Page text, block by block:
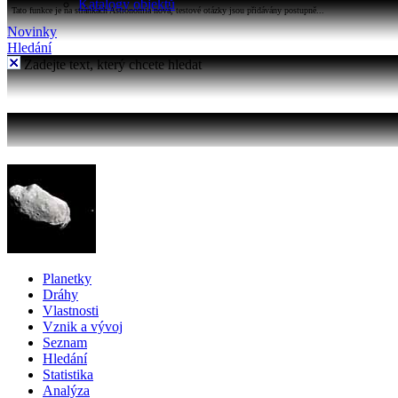
Katalogy objektů
Tato funkce je na stránkách Astronomia nová, testové otázky jsou přidávány postupně...
Novinky
Hledání
Zadejte text, který chcete hledat
Planetky
Dráhy
Vlastnosti
Vznik a vývoj
Seznam
Hledání
Statistika
Analýza